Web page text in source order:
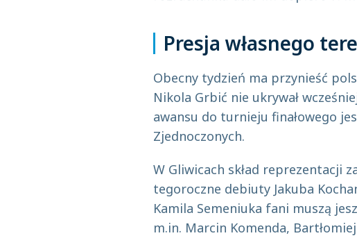
Presja własnego
Obecny tydzień ma przynieść
Nikola Grbić nie ukrywał
awansu do turnieju finałowego
Zjednoczonych.
W Gliwicach skład reprezentacji
tegoroczne debiuty Jakuba
Kamila Semeniuka fani muszą
m.in. Marcin Komenda,